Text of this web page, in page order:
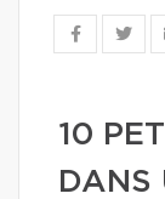
10
DANS